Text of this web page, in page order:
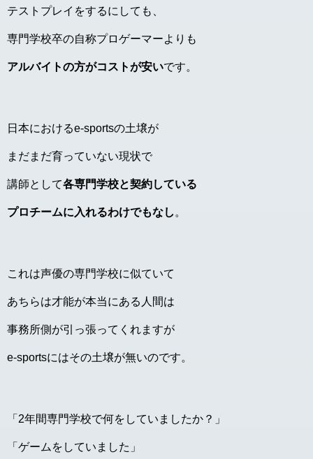
テストプレイをするにしても、
専門学校卒の自称プロゲーマーよりも
アルバイトの方がコストが安いです。
日本におけるe-sportsの土壌が
まだまだ育っていない現状で
講師として各専門学校と契約している
プロチームに入れるわけでもなし 。
これは声優の専門学校に似ていて
あちらは才能が本当にある人間は
事務所側が引っ張ってくれますが
e-sportsにはその土壌が無いのです。
「2年間専門学校で何をしていましたか？」
「ゲームをしていました」